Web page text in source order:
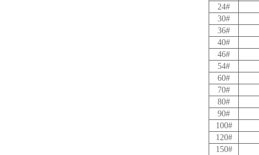
24#
30#
36#
40#
46#
54#
60#
70#
80#
90#
100#
120#
150#